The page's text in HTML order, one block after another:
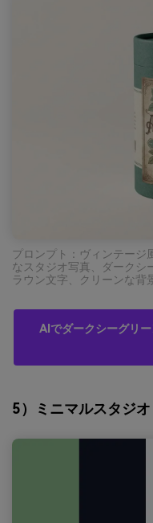
プロンプト：ヴィンテージ
なスタジオ写真、ダークシ
ラウン文字、クリーンな
AIでダークシーグリ
5）ミニマルスタジオ